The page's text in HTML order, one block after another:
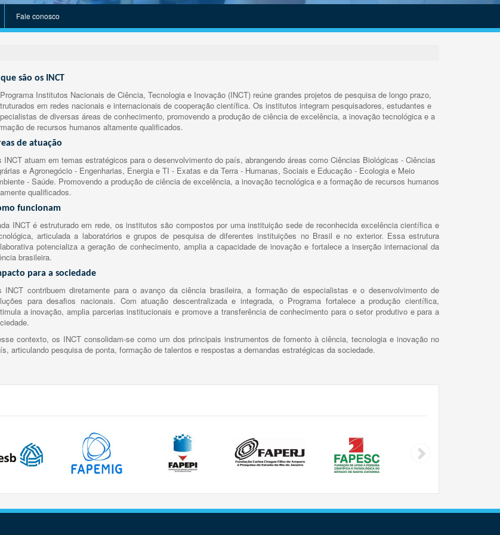
Fale conosco
são os INCT
Institutos Nacionais de Ciência, Tecnologia e Inovação (INCT) reúne grandes projetos de pesquisa de longo prazo,
em redes nacionais e internacionais de cooperação científica. Os institutos integram pesquisadores, estudantes e
de diversas áreas de conhecimento, promovendo a produção de ciência de excelência, a inovação tecnológica e a
de recursos humanos altamente qualificados.
de atuação
INCT atuam em temas estratégicos para o desenvolvimento do país, abrangendo áreas como Ciências Biológicas - Ciências
e Agronegócio - Engenharias, Energia e TI - Exatas e da Terra - Humanas, Sociais e Educação - Ecologia e Meio
- Saúde. Promovendo a produção de ciência de excelência, a inovação tecnológica e a formação de recursos humanos
qualificados.
funcionam
INCT é estruturado em rede, os institutos são compostos por uma instituição sede de reconhecida excelência científica e
articulada a laboratórios e grupos de pesquisa de diferentes instituições no Brasil e no exterior. Essa estrutura
potencializa a geração de conhecimento, amplia a capacidade de inovação e fortalece a inserção internacional da
brasileira.
para a sociedade
INCT contribuem diretamente para o avanço da ciência brasileira, a formação de especialistas e o desenvolvimento de
para desafios nacionais. Com atuação descentralizada e integrada, o Programa fortalece a produção científica,
a inovação, amplia parcerias institucionais e promove a transferência de conhecimento para o setor produtivo e para a
contexto, os INCT consolidam-se como um dos principais instrumentos de fomento à ciência, tecnologia e inovação no
articulando pesquisa de ponta, formação de talentos e respostas a demandas estratégicas da sociedade.